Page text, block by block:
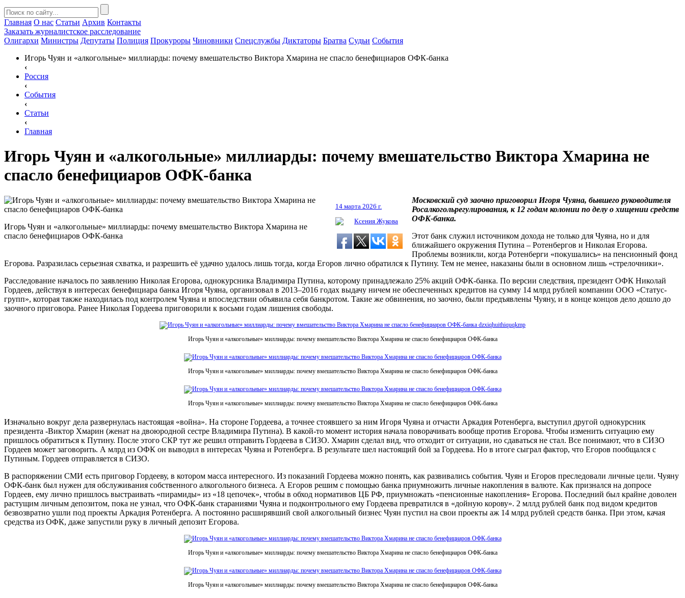
Главная О нас Статьи Архив Контакты
Заказать журналистское расследование
Олигархи Министры Депутаты Полиция Прокуроры Чиновники Спецслужбы Диктаторы Братва Судьи События
Игорь Чуян и «алкогольные» миллиарды: почему вмешательство Виктора Хмарина не спасло бенефициаров ОФК-банка
‹
Россия
‹
События
‹
Статьи
‹
Главная
Игорь Чуян и «алкогольные» миллиарды: почему вмешательство Виктора Хмарина не
спасло бенефициаров ОФК-банка
Игорь Чуян и «алкогольные» миллиарды: почему вмешательство Виктора Хмарина не
спасло бенефициаров ОФК-банка
14 марта 2026 г.
Ксения Жукова
Московский суд заочно приговорил Игоря Чуяна, бывшего руководителя
Росалкогольрегулирования, к 12 годам колонии по делу о хищении средств
ОФК-банка.
Этот банк служил источником дохода не только для Чуяна, но и для
ближайшего окружения Путина – Ротенбергов и Николая Егорова.
Проблемы возникли, когда Ротенберги «покушались» на пенсионный фонд
Егорова. Разразилась серьезная схватка, и разрешить её удачно удалось лишь тогда, когда Егоров лично обратился к Путину. Тем не менее, наказаны были в основном лишь «стрелочники».
Расследование началось по заявлению Николая Егорова, однокурсника Владимира Путина, которому принадлежало 25% акций ОФК-банка. По версии следствия, президент ОФК Николай
Гордеев, действуя в интересах бенефициара банка Игоря Чуяна, организовал в 2013–2016 годах выдачу ничем не обеспеченных кредитов на сумму 14 млрд рублей компании ООО «Статус-
групп», которая также находилась под контролем Чуяна и впоследствии объявила себя банкротом. Такие же обвинения, но заочно, были предъявлены Чуяну, и в конце концов дело дошло до
заочного приговора. Ранее Николая Гордеева приговорили к восьми годам лишения свободы.
Игорь Чуян и «алкогольные» миллиарды: почему вмешательство Виктора Хмарина не спасло бенефициаров ОФК-банка
Игорь Чуян и «алкогольные» миллиарды: почему вмешательство Виктора Хмарина не спасло бенефициаров ОФК-банка
Игорь Чуян и «алкогольные» миллиарды: почему вмешательство Виктора Хмарина не спасло бенефициаров ОФК-банка
Изначально вокруг дела развернулась настоящая «война». На стороне Гордеева, а точнее стоявшего за ним Игоря Чуяна и отчасти Аркадия Ротенберга, выступил другой однокурсник
президента -Виктор Хмарин (женат на двоюродной сестре Владимира Путина). В какой-то момент история начала поворачивать вообще против Егорова. Чтобы изменить ситуацию ему
пришлось обратиться к Путину. После этого СКР тут же решил отправить Гордеева в СИЗО. Хмарин сделал вид, что отходит от ситуации, но сдаваться не стал. Все понимают, что в СИЗО
Гордеев может заговорить. А млрд из ОФК он выводил в интересах Чуяна и Ротенберга. В результате шел настоящий бой за Гордеева. Но в итоге сыграл фактор, что Егоров пообщался с
Путиным. Гордеев отправляется в СИЗО.
В распоряжении СМИ есть приговор Гордееву, в котором масса интересного. Из показаний Гордеева можно понять, как развивались события. Чуян и Егоров преследовали личные цели. Чуяну
ОФК-банк был нужен для обслуживания собственного алкогольного бизнеса. А Егоров решим с помощью банка приумножить личные накопления в валюте. Как признался на допросе
Гордеев, ему лично пришлось выстраивать «пирамиды» из «18 цепочек», чтобы в обход нормативов ЦБ РФ, приумножать «пенсионные накопления» Егорова. Последний был крайне доволен
растущим личным депозитом, пока не узнал, что ОФК-банк стараниями Чуяна и подконтрольного ему Гордеева превратился в «дойную корову». 2 мллд рублей банк под видом кредитов
безвозвратно ушли под проекты Аркадия Ротенберга. А постоянно расширявший свой алкогольный бизнес Чуян пустил на свои проекты аж 14 млрд рублей средств банка. При этом, качая
средства из ОФК, даже запустили руку в личный депозит Егорова.
Игорь Чуян и «алкогольные» миллиарды: почему вмешательство Виктора Хмарина не спасло бенефициаров ОФК-банка
Игорь Чуян и «алкогольные» миллиарды: почему вмешательство Виктора Хмарина не спасло бенефициаров ОФК-банка